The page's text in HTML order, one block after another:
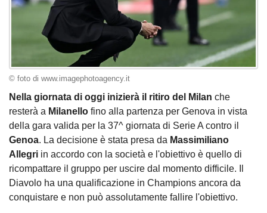
© foto di www.imagephotoagency.it
Nella giornata di oggi inizierà il ritiro del Milan che
resterà a Milanello fino alla partenza per Genova in vista
della gara valida per la 37^ giornata di Serie A contro il
Genoa. La decisione è stata presa da Massimiliano
Allegri in accordo con la società e l'obiettivo è quello di
ricompattare il gruppo per uscire dal momento difficile. Il
Diavolo ha una qualificazione in Champions ancora da
conquistare e non può assolutamente fallire l'obiettivo.